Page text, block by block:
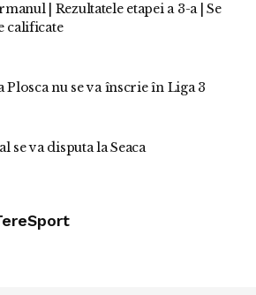
| Rezultatele etapei a 3-a | Se
calificate
Plosca nu se va înscrie în Liga 3
se va disputa la Seaca